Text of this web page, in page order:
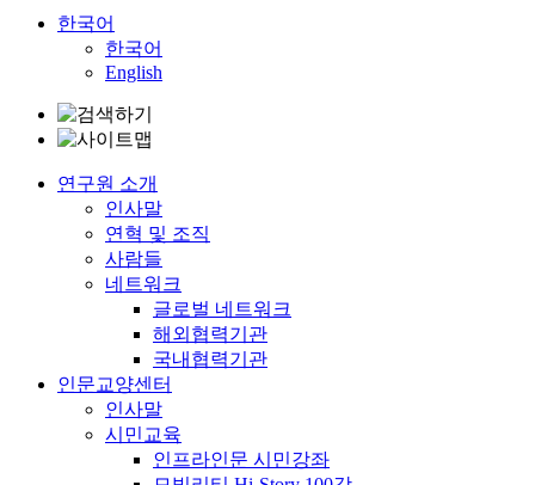
한국어
한국어
English
연구원 소개
인사말
연혁 및 조직
사람들
네트워크
글로벌 네트워크
해외협력기관
국내협력기관
인문교양센터
인사말
시민교육
인프라인문 시민강좌